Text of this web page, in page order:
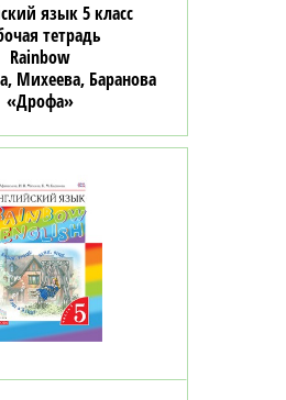
язык 5 класс
тетрадь
Rainbow
Михеева, Баранова
«Дрофа»